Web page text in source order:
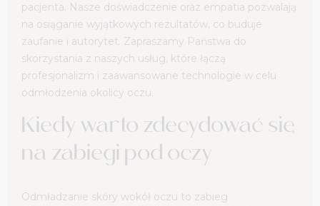
pacjenta. Nasze doświadczenie oraz empatia pozwalają
na osiąganie wyjątkowych rezultatów, co buduje
zaufanie i autorytet. Zapraszamy Państwa do
skorzystania z naszych usług, które łączą
profesjonalizm i zaawansowane technologie w celu
odmłodzenia okolicy oczu.
Kiedy warto zdecydować się
na zabiegi pod oczy
Odmładzanie skóry wokół oczu to zabieg